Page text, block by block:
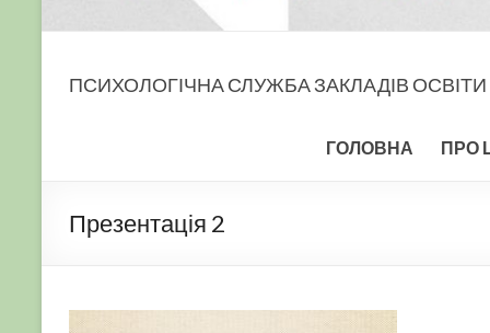
ПСИХОЛОГІЧНА СЛУЖБА ЗАКЛАДІВ ОСВІТИ
ГОЛОВНА ПРО
Презентація 2